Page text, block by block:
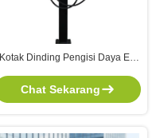
Kotak Dinding Pengisi Daya EV
Aplikasi WiFi dan Tahan Air IP65
untuk Penggunaan di Rumah
Chat Sekarang